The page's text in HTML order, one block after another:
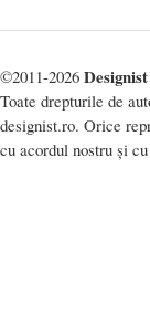
©2011-2026 Designist
Toate drepturile de
designist.ro. Orice
cu acordul nostru și